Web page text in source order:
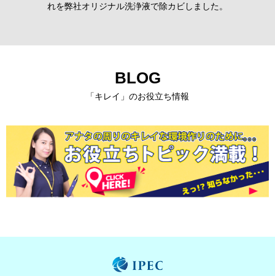
れを弊社オリジナル洗浄液で除カビしました。
BLOG
「キレイ」のお役立ち情報